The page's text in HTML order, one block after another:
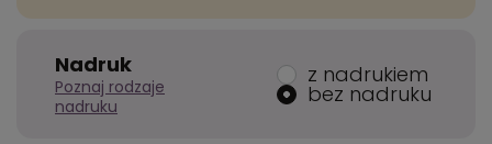
Nadruk
Poznaj rodzaje
nadruku
z nadrukiem
bez nadruku